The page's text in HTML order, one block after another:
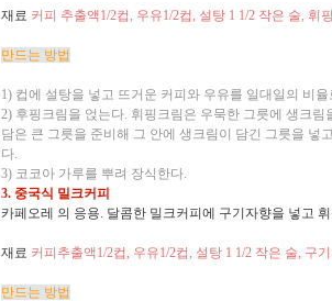
재료 커피 추출액1/2컵, 우유1/2컵, 설탕 1 1/2 작은 술, 휘
만드는 방법
1) 컵에 설탕을 넣고 뜨거운 커피와 우유를 일대일의 비
2) 후핑크림을 얹는다. 휘핑크림은 우묵한 그릇에 생크
담은 큰 그릇을 준비해 그 안에 생크림이 담긴 그릇을 넣
다.
3) 코코아 가루를 뿌려 장식한다.
3. 중국식 밀크커피
카페오레 의 응용. 달콤한 밀크커피에 구기자향을 넣고
재료 커피추출액1/2컵, 우유1/2컵, 설탕 1 1/2 작은 술, 구
만드는 방법